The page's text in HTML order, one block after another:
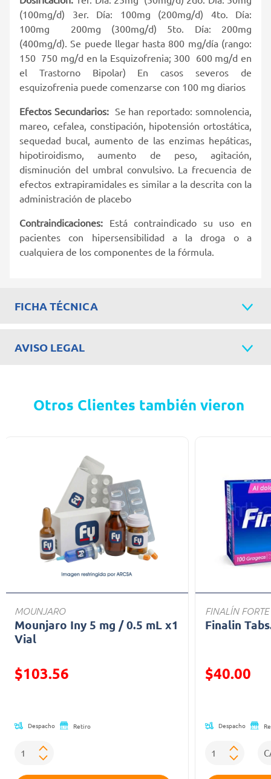
(100mg/d) 3er. Día: 100mg (200mg/d) 4to. Día:
100mg 200mg (300mg/d) 5to. Día: 200mg
(400mg/d). Se puede llegar hasta 800 mg/día (rango:
150 750 mg/d en la Esquizofrenia; 300 600 mg/d en
el Trastorno Bipolar) En casos severos de
esquizofrenia puede comenzarse con 100 mg diarios
Efectos Secundarios: Se han reportado: somnolencia,
mareo, cefalea, constipación, hipotensión ortostática,
sequedad bucal, aumento de las enzimas hepáticas,
hipotiroidismo, aumento de peso, agitación,
disminución del umbral convulsivo. La frecuencia de
efectos extrapiramidales es similar a la descrita con la
administración de placebo
Contraindicaciones: Está contraindicado su uso en
pacientes con hipersensibilidad a la droga o a
cualquiera de los componentes de la fórmula.
FICHA TÉCNICA
AVISO LEGAL
Otros Clientes también vieron
MOUNJARO
Mounjaro Iny 5 mg / 0.5 mL x1
Vial
Precio reducido de
$103.56
Despacho Retiro
FINALÍN FORTE
Finalin
Precio
$40.00
Despacho